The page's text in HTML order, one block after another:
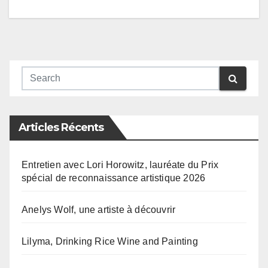
Articles Récents
Entretien avec Lori Horowitz, lauréate du Prix
spécial de reconnaissance artistique 2026
Anelys Wolf, une artiste à découvrir
Lilyma, Drinking Rice Wine and Painting